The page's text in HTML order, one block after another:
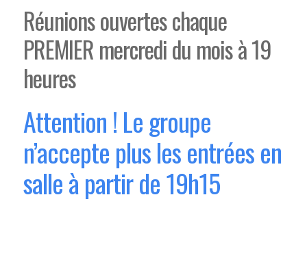
Réunions ouvertes chaque
PREMIER mercredi du mois à 19
heures
Attention ! Le groupe
n’accepte plus les entrées en
salle à partir de 19h15